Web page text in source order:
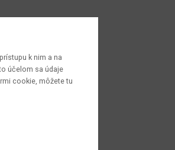
k nim a na
účelom sa údaje
cookie, môžete tu